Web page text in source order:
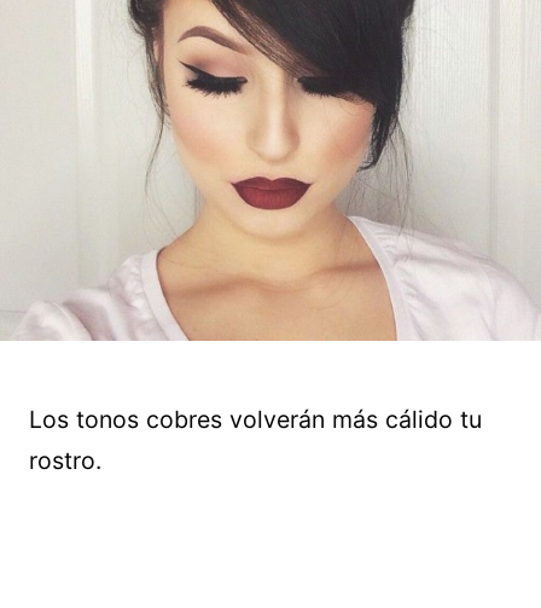
Los tonos cobres volverán más cálido tu
rostro.